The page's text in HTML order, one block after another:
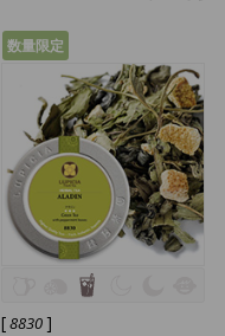
数量限定
[8830]